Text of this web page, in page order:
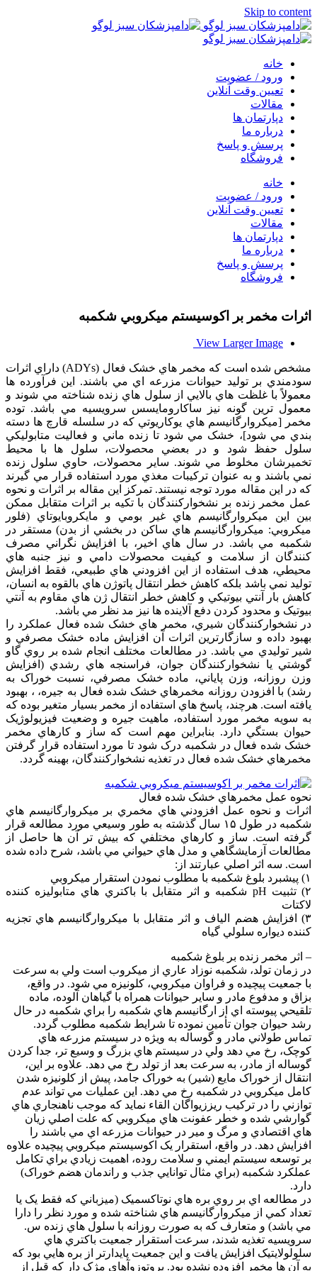
Skip to content
خانه
ورود / عضویت
تعیین وقت آنلاین
مقالات
دپارتمان ها
درباره ما
پرسش و پاسخ
فروشگاه
خانه
ورود / عضویت
تعیین وقت آنلاین
مقالات
دپارتمان ها
درباره ما
پرسش و پاسخ
فروشگاه
اثرات مخمر بر اکوسيستم ميکروبي شکمبه
View Larger Image
مشخص شده است که مخمر هاي خشک فعال (ADYs) داراي اثرات
سودمندي بر توليد حيوانات مزرعه اي مي باشند. اين فرآورده ها
معمولاً با غلظت هاي بالايي از سلول هاي زنده شناخته مي شوند و
معمول ترين گونه نيز ساکارومايسس سرويسيه مي باشد. توده
مخمر [ميکروارگانيسم هاي يوکاريوتي که در سلسله قارچ ها دسته
بندي مي شود]، خشک مي شود تا زنده ماني و فعاليت متابوليکي
سلول حفظ شود و در بعضي محصولات، سلول ها با محيط
تخميرشان مخلوط مي شوند. ساير محصولات، حاوي سلول زنده
نمي باشند و به عنوان ترکيبات مغذي مورد استفاده قرار مي گيرند
که در اين مقاله مورد توجه نيستند. تمرکز اين مقاله بر اثرات و نحوه
عمل مخمر زنده بر نشخوارکنندگان با تکيه بر اثرات متقابل ممکن
بين اين ميکروارگانيسم هاي غير بومي و مايکروبايوتاي (فلور
ميکروبي: ميکروارگانيسم هاي ساکن در بخشي از بدن) مستقر در
شکمبه مي باشد. در سال هاي اخير، با افزايش نگراني مصرف
کنندگان از سلامت و کيفيت محصولات دامي و نيز جنبه هاي
محيطي، هدف استفاده از اين افزودني هاي طبيعي، فقط افزايش
توليد نمي باشد بلکه کاهش خطر انتقال پاتوژن هاي بالقوه به انسان،
کاهش بار آنتي بيوتيکي و کاهش خطر انتقال ژن هاي مقاوم به آنتي
بيوتيک و محدود کردن دفع آلاينده ها نيز مد نظر مي باشد.
در نشخوارکنندگان شيري، مخمر هاي خشک شده فعال عملکرد را
بهبود داده و سازگارترين اثرات آن افزايش ماده خشک مصرفي و
شير توليدي مي باشد. در مطالعات مختلف انجام شده بر روي گاو
گوشتي يا نشخوارکنندگان جوان، فراسنجه هاي رشدي (افزايش
وزن روزانه، وزن پاياني، ماده خشک مصرفي، نسبت خوراک به
رشد) با افزودن روزانه مخمرهاي خشک شده فعال به جيره، ، بهبود
يافته است. هرچند، پاسخ هاي استفاده از مخمر بسيار متغير بوده که
به سويه مخمر مورد استفاده، ماهيت جيره و وضعيت فيزيولوژيک
حيوان بستگي دارد. بنابراين مهم است که ساز و کارهاي مخمر
خشک شده فعال در شکمبه درک شود تا مورد استفاده قرار گرفتن
مخمرهاي خشک شده فعال در تغذيه نشخوارکنندگان، بهينه گردد.
نحوه عمل مخمرهاي خشک شده فعال
اثرات و نحوه عمل افزودني هاي مخمري بر ميکروارگانيسم هاي
شکمبه در طول ۱۵ سال گذشته به طور وسيعي مورد مطالعه قرار
گرفته است. ساز و کارهاي مختلفي که بيش تر آن ها حاصل از
مطالعات آزمايشگاهي و مدل هاي حيواني مي باشد، شرح داده شده
است. سه اثر اصلي عبارتند از:
۱) پيشبرد بلوغ شکمبه با مطلوب نمودن استقرار ميکروبي
۲) تثبيت pH شکمبه و اثر متقابل با باکتري هاي متابوليزه کننده
لاکتات
۳) افزايش هضم الياف و اثر متقابل با ميکروارگانيسم هاي تجزيه
کننده ديواره سلولي گياه
– اثر مخمر زنده بر بلوغ شکمبه
در زمان تولد، شکمبه نوزاد عاري از ميکروب است ولي به سرعت
با جمعيت پيچيده و فراوان ميکروبي، کلونيزه مي شود. در واقع،
بزاق و مدفوع مادر و ساير حيوانات همراه با گياهان آلوده، ماده
تلقيحي پيوسته اي از ارگانيسم هاي شکمبه را براي شکمبه در حال
رشد حيوان جوان تأمين نموده تا شرايط شکمبه مطلوب گردد.
تماس طولاني مادر و گوساله به ويژه در سيستم مزرعه هاي
کوچک، رخ مي دهد ولي در سيستم هاي بزرگ و وسيع تر، جدا کردن
گوساله از مادر، به سرعت بعد از تولد رخ مي دهد. علاوه بر اين،
انتقال از خوراک مايع (شير) به خوراک جامد، پيش از کلونيزه شدن
کامل ميکروبي در شکمبه رخ مي دهد. اين عمليات مي تواند عدم
توازني را در ترکيب ريززيواگان القاء نمايد که موجب ناهنجاري هاي
گوارشي شده و خطر عفونت هاي ميکروبي که علت اصلي زيان
هاي اقتصادي و مرگ و مير در حيوانات مزرعه اي مي باشند را
افزايش دهد. در واقع، استقرار يک اکوسيستم ميکروبي پيچيده علاوه
بر توسعه سيستم ايمني و سلامت روده، اهميت زيادي براي تکامل
عملکرد شکمبه (براي مثال توانايي جذب و راندمان هضم خوراک)
دارد.
در مطالعه اي بر روي بره هاي نوتاکسميک (ميزباني که فقط يک يا
تعداد کمي از ميکروارگانيسم هاي شناخته شده و مورد نظر را دارا
مي باشد) و متعارف که به صورت روزانه با سلول هاي زنده س.
سرويسيه تغذيه شدند، سرعت استقرار جمعيت باکتري هاي
سلولولايتيک افزايش يافت و اين جمعيت پايدارتر از بره هايي بود که
به آن ها مخمر افزوده نشده بود. پروتوزوآهاي مژک دار که قبل از